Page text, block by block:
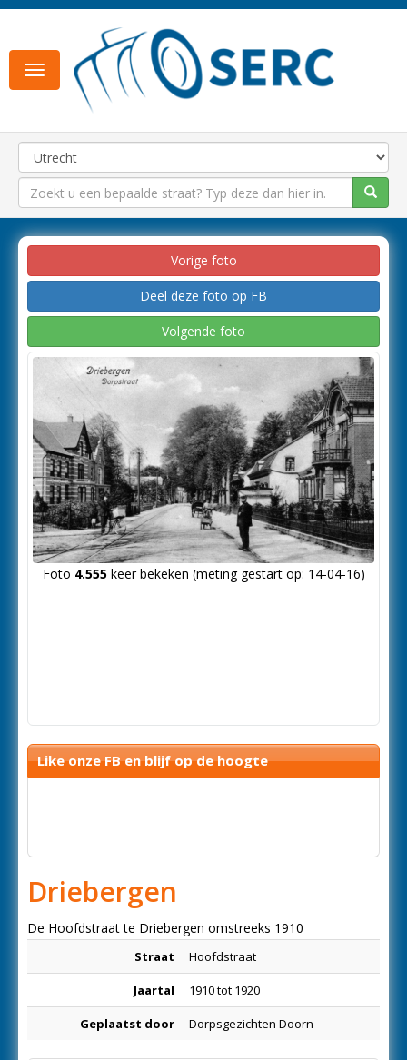
Toggle
navigation
Vorige foto
Deel deze foto op FB
Volgende foto
Foto 4.555keer bekeken (meting gestart op: 14-04-16)
Like onze FB en blijf op de hoogte
Driebergen
De Hoofdstraat te Driebergen omstreeks 1910
Straat Hoofdstraat
Jaartal 1910 tot 1920
Geplaatst door Dorpsgezichten Doorn